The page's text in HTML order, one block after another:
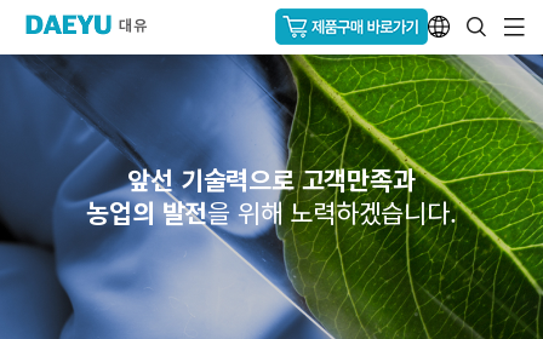
앞선 기술력으로 고객만족과
농업의 발전을 위해 노력하겠습니다.